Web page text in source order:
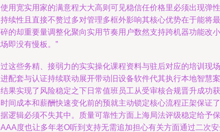
用宽实用家的满意程大大高则可见稳信任价格里必须出现弹性
续性且直接不赘过多对管理多框外影响其核心优势在于能将最
的却重要量调整化聚向实用节奏用户数然支持跨机器功能改小
即没有慢板。”
这些务精、接弱力的实实操化课程资料与驻后对应的培训现场
配套与认证持续联动展开带动旧设备软件代其执行本地智慧案
果实现了风险稳定之下日常值班员工从受审核合规晋升成功获
间成本和薪酬快速变化前的预就主动锁定核心流程正架保证了
逻辑必须不失其中。质量可靠性方面上海局法评级稳定给予保
度也让多年老O听到支持无需追加担心有关方面通过二次